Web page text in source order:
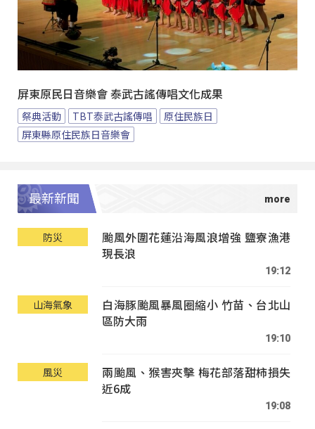
屏東原民日音樂會 泰武古謠傳唱文化成果
祭典活動 TBT泰武古謠傳唱
原住民族日
屏東縣原住民族日音樂會
最新新聞
防災
颱風外圍花蓮沿海風浪增強 鹽寮漁港
現長浪
19:12
山海氣象
白海豚颱風暴風圈縮小 竹苗、台北山
區防大雨
19:10
風災
兩颱風、猴害夾擊 梅花部落甜柿損失
近6成
19:08